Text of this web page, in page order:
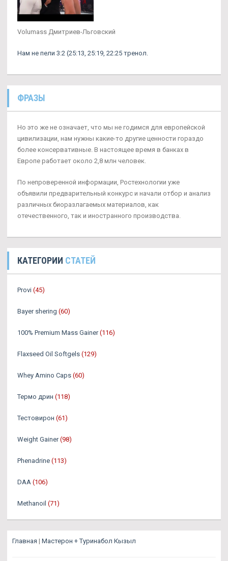
Volumass Дмитриев-Льговский
Нам не пели 3:2 (25:13, 25:19, 22:25 тренол.
ФРАЗЫ
Но это же не означает, что мы не годимся для европейской
цивилизации, нам нужны какие-то другие ценности гораздо
более консервативные. В настоящее время в банках в
Европе работает около 2,8 млн человек.
По непроверенной информации, Ростехнологии уже
объявили предварительный конкурс и начали отбор и анализ
различных биоразлагаемых материалов, как
отечественного, так и иностранного производства.
КАТЕГОРИИ СТАТЕЙ
Provi (45)
Bayer shering (60)
100% Premium Mass Gainer (116)
Flaxseed Oil Softgels (129)
Whey Amino Caps (60)
Термо дрин (118)
Тестовирон (61)
Weight Gainer (98)
Phenadrine (113)
DAA (106)
Methanoil (71)
Главная | Мастерон + Туринабол Кызыл